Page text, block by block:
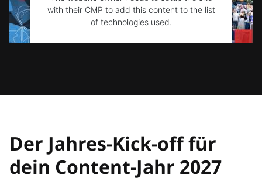
with their CMP to add this content to the list
of technologies used.
Powered byUsercentrics Consent
Der Jahres-Kick-off für
dein Content-Jahr 2027